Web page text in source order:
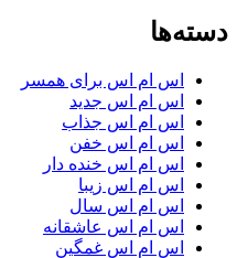
دسته‌ها
اس ام اس برای همسر
اس ام اس جدید
اس ام اس جذاب
اس ام اس خفن
اس ام اس خنده دار
اس ام اس زیبا
اس ام اس سال
اس ام اس عاشقانه
اس ام اس غمگین